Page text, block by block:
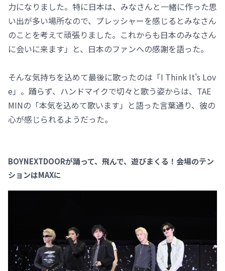
力になりました。特に日本は、みなさんと一緒に作った思
い出が多い場所なので、プレッシャーを感じるとみなさん
のことを考えて頑張りました。これからも日本のみなさん
に会いに来ます」と、日本のファンへの感謝を語った。
そんな気持ちを込めて最後に歌ったのは「I Think It's Lov
e」。踊らず、ハンドマイクで切々と歌う姿からは、TAE
MINの「本気を込めて歌います」と語った言葉通り、彼の
心が感じられるようだった。
BOYNEXTDOORが踊って、飛んで、遊びまくる！会場のテン
ションはMAXに